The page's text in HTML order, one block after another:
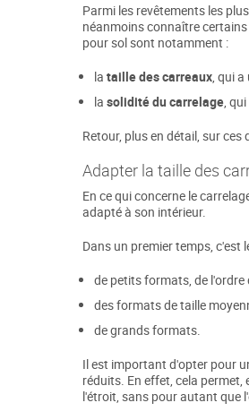
Parmi les revêtements les
néanmoins connaître
pour sol sont notamment :
la taille des carreaux , qui
la solidité du carrelage ,
Retour, plus en détail, sur ces
Adapter la taille des
En ce qui concerne le
adapté à son intérieur.
Dans un premier temps, c'est
de petits formats, de l'ordre
des formats de taille
de grands formats.
Il est important d'opter pour
réduits. En effet, cela
l'étroit, sans pour autant que